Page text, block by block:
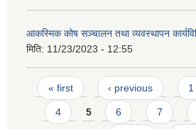
आकस्मिक कोष सञ्चालन तथा व्यवस्थापन
मिति: 11/23/2023 - 12:55
Pages
« first ‹ previous 1
4 5 6 7